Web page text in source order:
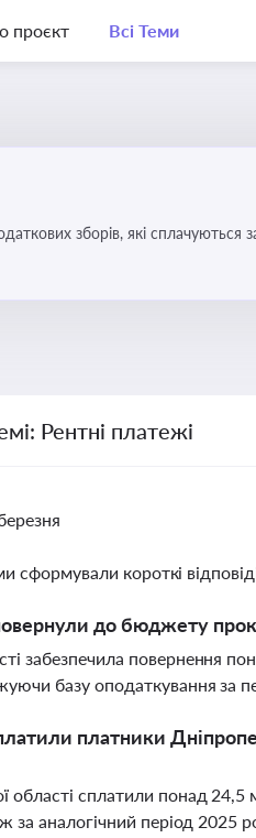
проєкт Всі Теми
зборів, які
Рентні платежі
сформували короткі
до бюджету
забезпечила повернення
базу оподаткування за
платники
області сплатили понад
аналогічний період 2025